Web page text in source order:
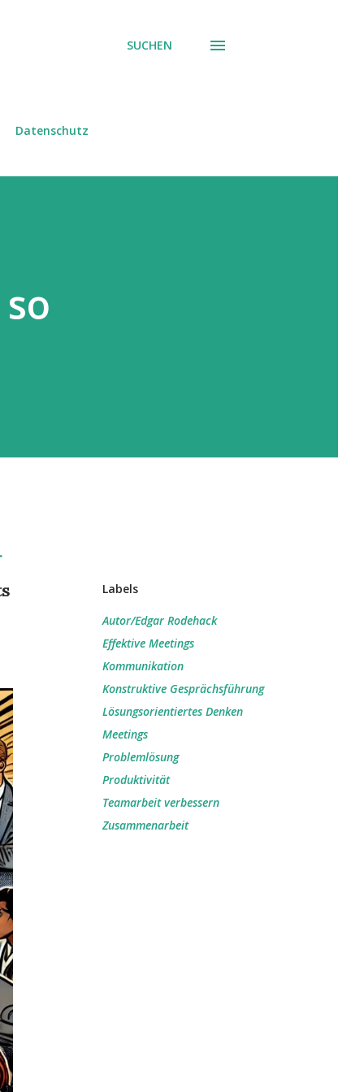
SUCHEN
Datenschutz
Labels
Autor/Edgar Rodehack
Effektive Meetings
Kommunikation
Konstruktive Gesprächsführung
Lösungsorientiertes Denken
Meetings
Problemlösung
Produktivität
Teamarbeit verbessern
Zusammenarbeit